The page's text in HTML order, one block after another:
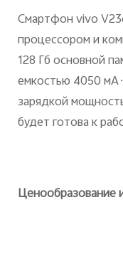
Смартфон vivo
процессором и
128 Гб основной
емкостью 4050
зарядкой
будет готова к
Ценообразование